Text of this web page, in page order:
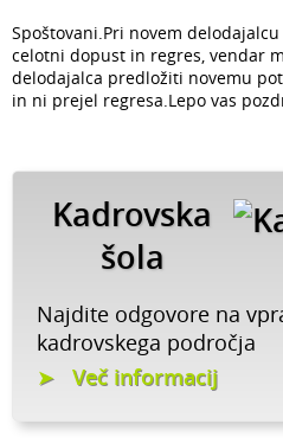
Spoštovani.Pri novem
celotni dopust in regres, vendar
delodajalca predložiti novemu
in ni prejel regresa.Lepo vas
Kadrovska
šola
Najdite odgovore na
kadrovskega področja
Več informacij